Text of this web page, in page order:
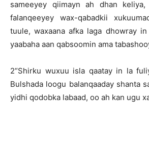
sameeyey qiimayn ah dhan
falanqeeyey wax-qabadkii
tuule, waxaana afka laga dhowray
yaabaha aan qabsoomin ama
2“Shirku wuxuu isla qaatay in la
Bulshada loogu balanqaaday shanta
yidhi qodobka labaad, oo ah kan ugu